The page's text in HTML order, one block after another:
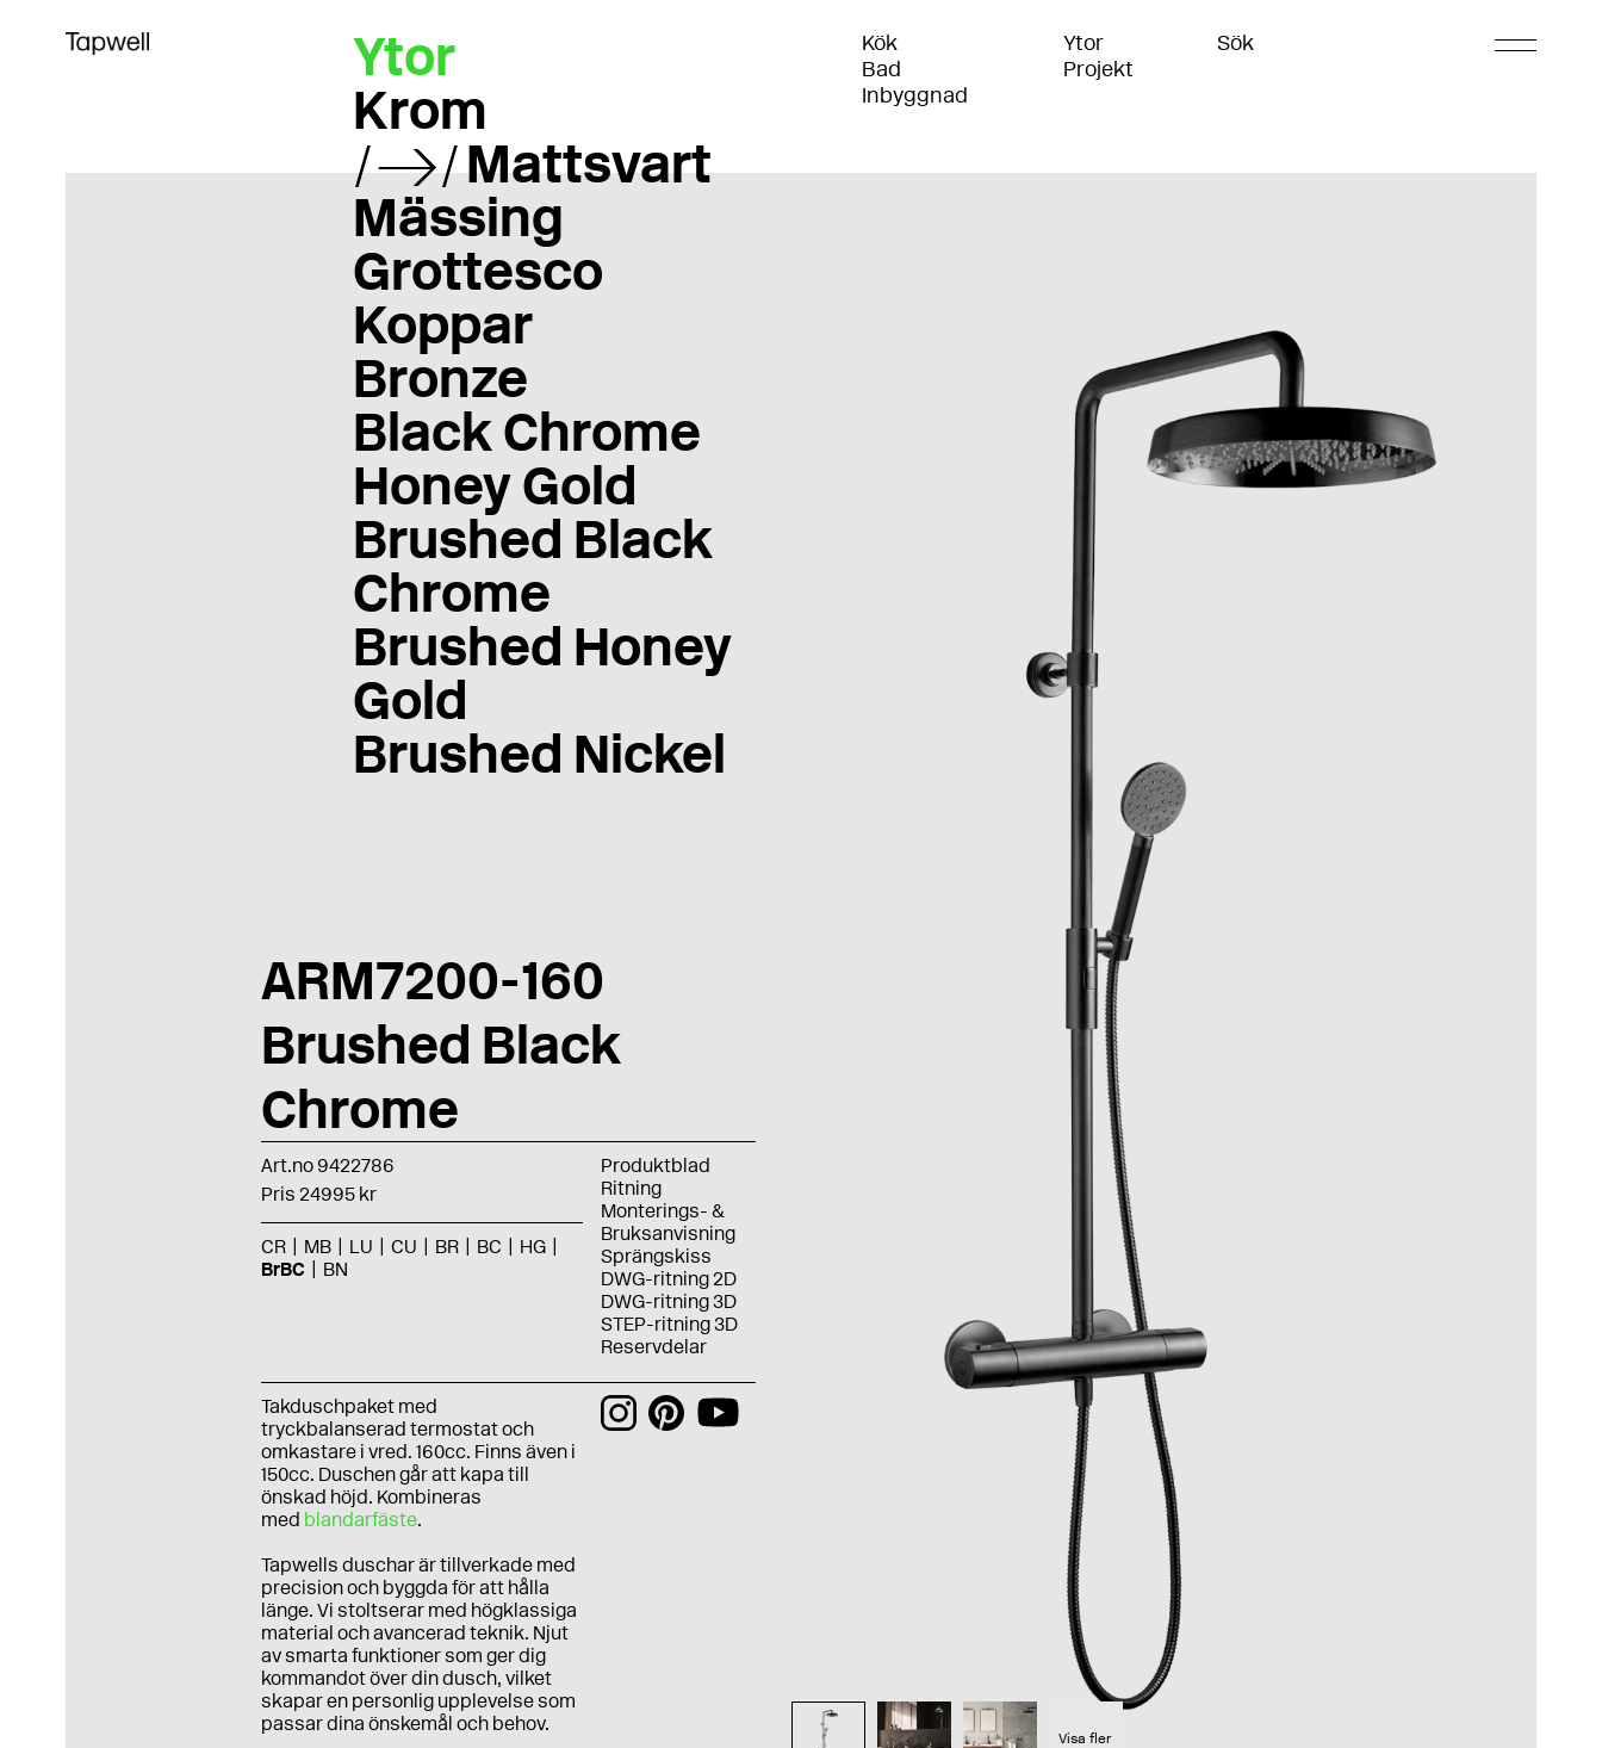
Ytor
Krom
Mattsvart
Mässing
Grottesco
Koppar
Bronze
Black Chrome
Honey Gold
Brushed Black
Chrome
Brushed Honey
Gold
Brushed Nickel
Kök
Bad
Inbyggnad
Ytor
Projekt
Sök
ARM7200-160
Brushed Black
Chrome
Art.no 9422786
Pris 24995 kr
CR MB LU CU BR BC
HG
BrBC
BN
Produktblad
Ritning
Monterings- &
Bruksanvisning
Sprängskiss
DWG-ritning 2D
DWG-ritning 3D
STEP-ritning 3D
Reservdelar
Takduschpaket med
tryckbalanserad termostat och
omkastare i vred. 160cc. Finns även i
150cc. Duschen går att kapa till
önskad höjd. Kombineras
med blandarfäste.
Tapwells duschar är tillverkade med
precision och byggda för att hålla
länge. Vi stoltserar med högklassiga
material och avancerad teknik. Njut
av smarta funktioner som ger dig
kommandot över din dusch, vilket
skapar en personlig upplevelse som
passar dina önskemål och behov.
Visa fler